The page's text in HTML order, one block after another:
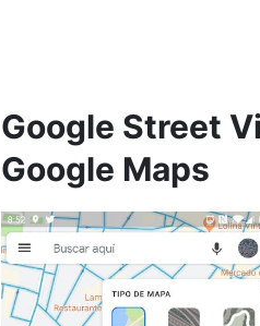
Google Street
Google Maps